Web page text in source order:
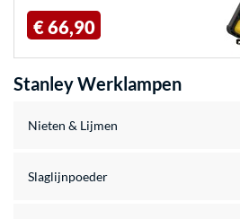
€ 66,90
Stanley Werklampen
Nieten & Lijmen
Slaglijnpoeder